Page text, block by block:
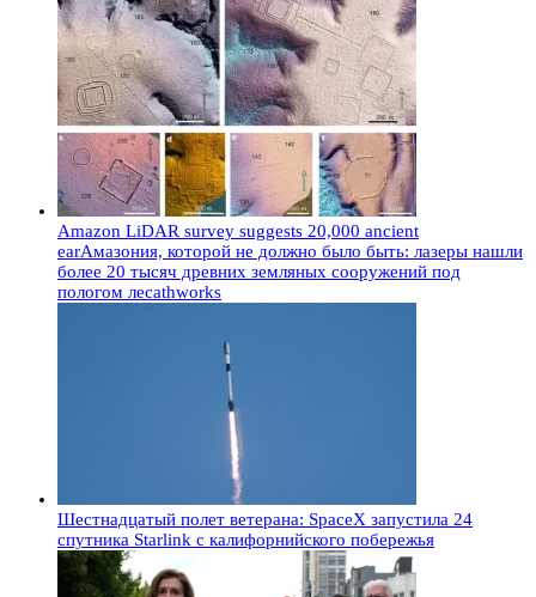
Amazon LiDAR survey suggests 20,000 ancient
earАмазония, которой не должно было быть: лазеры нашли
более 20 тысяч древних земляных сооружений под
пологом лесаthworks
Шестнадцатый полет ветерана: SpaceX запустила 24
спутника Starlink с калифорнийского побережья